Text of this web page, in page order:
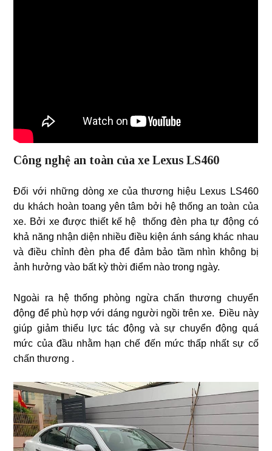
Công nghệ an toàn của xe Lexus LS460
Đối với những dòng xe của thương hiệu Lexus LS460
du khách hoàn toang yên tâm bởi hệ thống an toàn của
xe. Bởi xe được thiết kế hệ thống đèn pha tự động có
khả năng nhận diện nhiều điều kiện ánh sáng khác nhau
và điều chỉnh đèn pha để đảm bảo tầm nhìn không bị
ảnh hưởng vào bất kỳ thời điểm nào trong ngày.
Ngoài ra hệ thống phòng ngừa chấn thương chuyển
động để phù hợp với dáng người ngồi trên xe. Điều này
giúp giảm thiểu lực tác động và sự chuyển động quá
mức của đầu nhằm hạn chế đến mức thấp nhất sự cố
chấn thương .